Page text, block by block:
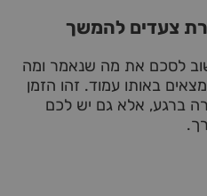
לסכם את מה שנאמר ומה
באותו עמוד. זהו הזמן
ברגע, אלא גם יש לכם